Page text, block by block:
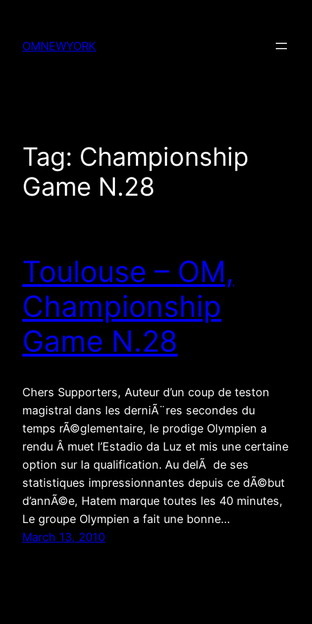
content
OMNEWYORK
Tag: Championship
Game N.28
Toulouse – OM,
Championship
Game N.28
Chers Supporters, Auteur d’un coup de teston
magistral dans les derniÃ¨res secondes du
temps rÃ©glementaire, le prodige Olympien a
rendu Â muet l’Estadio da Luz et mis une certaine
option sur la qualification. Au delÃ de ses
statistiques impressionnantes depuis ce dÃ©but
d’annÃ©e, Hatem marque toutes les 40 minutes,
Le groupe Olympien a fait une bonne…
March 13, 2010